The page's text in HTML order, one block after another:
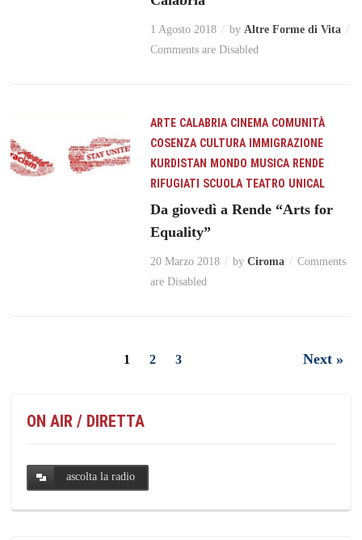
1 Agosto 2018 by Altre Forme di Vita
Comments are Disabled
ARTE CALABRIA CINEMA COMUNITÀ
COSENZA CULTURA
IMMIGRAZIONE
KURDISTAN
MONDO MUSICA RENDE
RIFUGIATI
SCUOLA TEATRO UNICAL
Da giovedì a Rende “Arts for
Equality”
20 Marzo 2018 by Ciroma
Comments
are Disabled
1 2 3 Next »
ON AIR / DIRETTA
ascolta la radio